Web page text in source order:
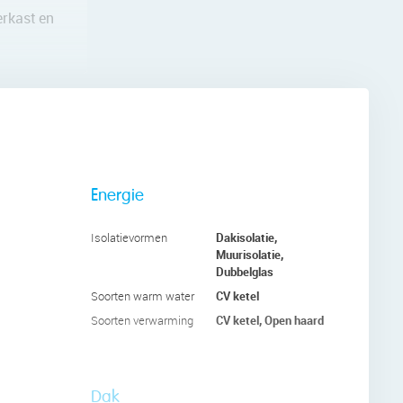
en
Energie
Isolatievormen
Dakisolatie,
Muurisolatie,
Dubbelglas
Soorten warm water CV ketel
Soorten verwarming CV ketel, Open haard
Dak